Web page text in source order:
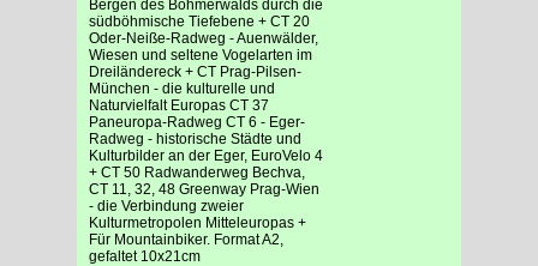
Bergen des Böhmerwalds durch die
südböhmische Tiefebene + CT 20
Oder-Neiße-Radweg - Auenwälder,
Wiesen und seltene Vogelarten im
Dreiländereck + CT Prag-Pilsen-
München - die kulturelle und
Naturvielfalt Europas CT 37
Paneuropa-Radweg CT 6 - Eger-
Radweg - historische Städte und
Kulturbilder an der Eger, EuroVelo 4
+ CT 50 Radwanderweg Bechva,
CT 11, 32, 48 Greenway Prag-Wien
- die Verbindung zweier
Kulturmetropolen Mitteleuropas +
Für Mountainbiker. Format A2,
gefaltet 10x21cm